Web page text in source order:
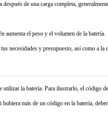
de una carga completa,
aumenta el peso y el volumen de la batería.
necesidades y presupuesto, así como a la
la batería. Para ilustrarlo, el código
más de un código en la batería,